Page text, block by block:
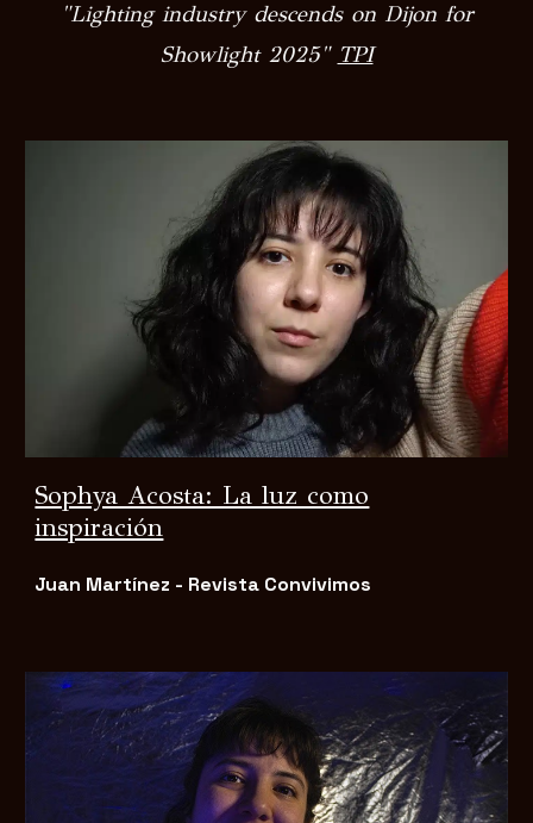
"Lighting industry descends on Dijon for
Showlight 2025" TPI
Sophya Acosta: La luz como
inspiración
Juan Martínez - Revista Convivimos